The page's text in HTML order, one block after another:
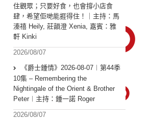
住觀眾；只要好食，也會撐小店食
肆，希望佢哋能捱得住！｜主持：馬
溱禧 Heily, 莊韻澄 Xenia, 嘉賓：雅
軒 Kinki
2026/08/07
《爵士鍾情》2026-08-07︱第44季
10集 – Remembering the
Nightingale of the Orient & Brother
Peter︱主持：鍾一諾 Roger
2026/08/07